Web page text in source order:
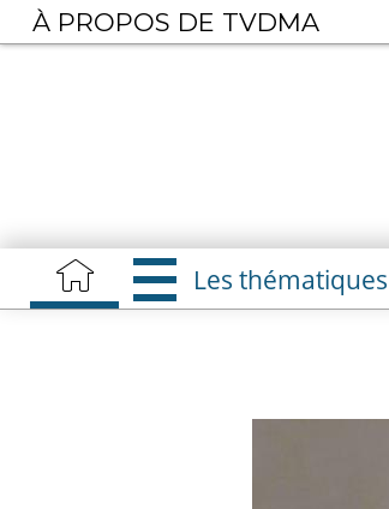
Aller
au
Les thématiques
À PROPOS DE TVDMA